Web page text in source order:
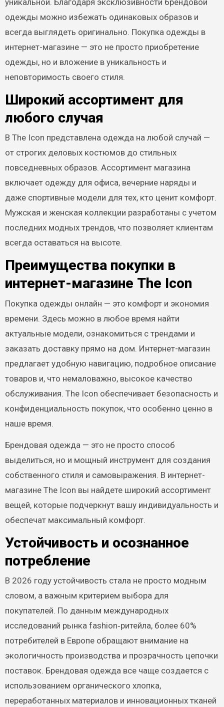
одежды можно избежать одинаковых образов и
всегда выглядеть оригинально. Покупка одежды в
интернет-магазине — это не просто приобретение
одежды, но и вложение в уникальность и
неповторимость своего стиля.
Широкий ассортимент для
любого случая
В The Icon представлена одежда на любой случай —
от строгих деловых костюмов до стильных
повседневных образов. Ассортимент магазина
включает одежду для офиса, вечерние наряды и
даже спортивные модели для тех, кто ценит комфорт.
Мужская и женская коллекции разработаны с учетом
последних модных трендов, что позволяет клиентам
всегда оставаться на высоте.
Преимущества покупки в
интернет-магазине The Icon
Покупка одежды онлайн — это комфорт и экономия
времени. Здесь можно в любое время найти
актуальные модели, ознакомиться с трендами и
заказать доставку прямо на дом. Интернет-магазин
предлагает удобную навигацию, подробное описание
товаров и, что немаловажно, высокое качество
обслуживания. The Icon обеспечивает безопасность и
конфиденциальность покупок, что особенно ценно в
наше время.
Брендовая одежда — это не просто способ
выделиться, но и мощный инструмент для создания
собственного стиля и самовыражения. В интернет-
магазине The Icon вы найдете широкий ассортимент
вещей, которые подчеркнут вашу индивидуальность и
обеспечат максимальный комфорт.
Устойчивость и осознанное
потребление
В 2026 году устойчивость стала не просто модным
словом, а важным критерием выбора для
покупателей. По данным международных
исследований рынка fashion‑ритейла, более 60%
потребителей в Европе обращают внимание на
экологичность производства и прозрачность цепочки
поставок. Брендовая одежда все чаще создается с
использованием органического хлопка,
переработанных материалов и инновационных тканей